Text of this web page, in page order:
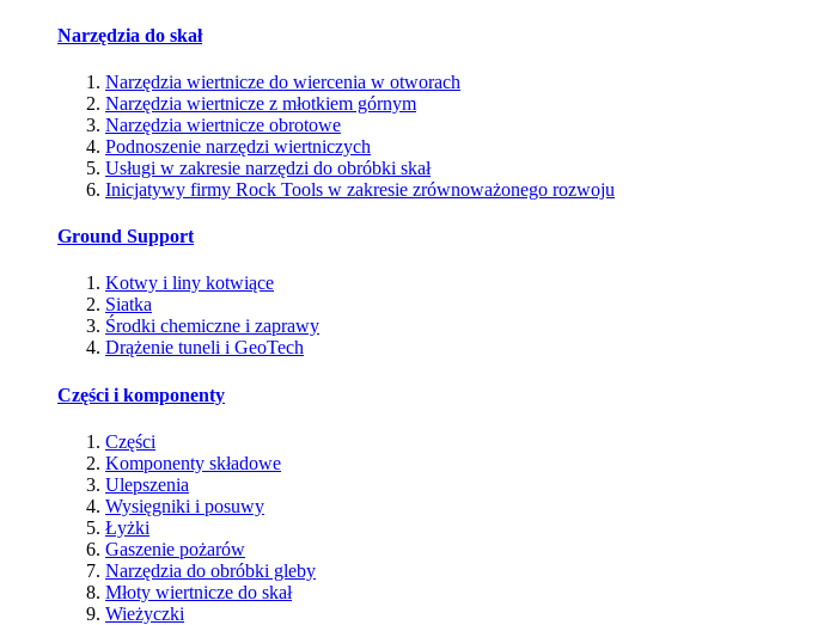
Narzędzia do skał
Narzędzia wiertnicze do wiercenia w otworach
Narzędzia wiertnicze z młotkiem górnym
Narzędzia wiertnicze obrotowe
Podnoszenie narzędzi wiertniczych
Usługi w zakresie narzędzi do obróbki skał
Inicjatywy firmy Rock Tools w zakresie zrównoważonego rozwoju
Ground Support
Kotwy i liny kotwiące
Siatka
Środki chemiczne i zaprawy
Drążenie tuneli i GeoTech
Części i komponenty
Części
Komponenty składowe
Ulepszenia
Wysięgniki i posuwy
Łyżki
Gaszenie pożarów
Narzędzia do obróbki gleby
Młoty wiertnicze do skał
Wieżyczki